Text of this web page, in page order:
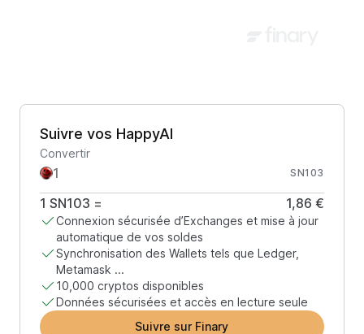
Suivre vos HappyAI
Convertir
SN103
1 SN103 = 1,86 €
Connexion sécurisée d’Exchanges et mise à jour
automatique de vos soldes
Synchronisation des Wallets tels que Ledger,
Metamask ...
10,000 cryptos disponibles
Données sécurisées et accès en lecture seule
Suivre sur Finary